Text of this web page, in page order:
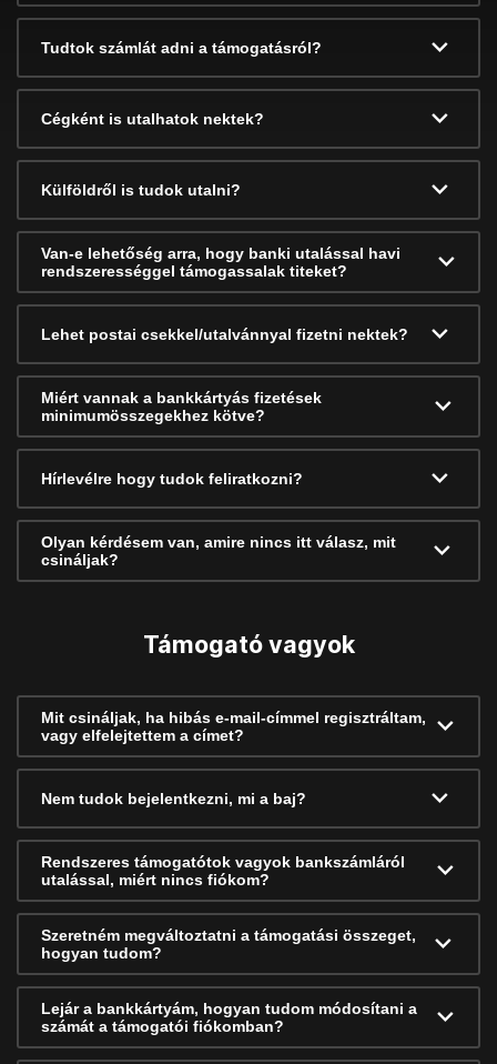
Tudtok számlát adni a támogatásról?
Cégként is utalhatok nektek?
Külföldről is tudok utalni?
Van-e lehetőség arra, hogy banki utalással havi
rendszerességgel támogassalak titeket?
Lehet postai csekkel/utalvánnyal fizetni nektek?
Miért vannak a bankkártyás fizetések
minimumösszegekhez kötve?
Hírlevélre hogy tudok feliratkozni?
Olyan kérdésem van, amire nincs itt válasz, mit
csináljak?
Támogató vagyok
Mit csináljak, ha hibás e-mail-címmel regisztráltam,
vagy elfelejtettem a címet?
Nem tudok bejelentkezni, mi a baj?
Rendszeres támogatótok vagyok bankszámláról
utalással, miért nincs fiókom?
Szeretném megváltoztatni a támogatási összeget,
hogyan tudom?
Lejár a bankkártyám, hogyan tudom módosítani a
számát a támogatói fiókomban?